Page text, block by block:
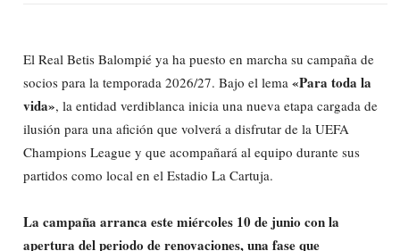
El Real Betis Balompié ya ha puesto en marcha su campaña de
socios para la temporada 2026/27. Bajo el lema «Para toda la
vida», la entidad verdiblanca inicia una nueva etapa cargada de
ilusión para una afición que volverá a disfrutar de la UEFA
Champions League y que acompañará al equipo durante sus
partidos como local en el Estadio La Cartuja.
La campaña arranca este miércoles 10 de junio con la
apertura del periodo de renovaciones, una fase que